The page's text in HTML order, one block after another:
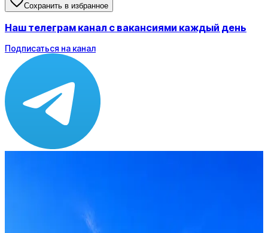
Сохранить в избранное
Наш телеграм канал с вакансиями каждый день
Подписаться на канал